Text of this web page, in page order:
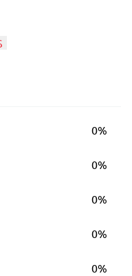
0%
0%
0%
0%
0%